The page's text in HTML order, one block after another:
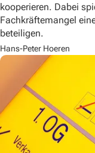
kooperieren. Dabei
Fachkräftemangel
beteiligen.
Hans-Peter Hoeren